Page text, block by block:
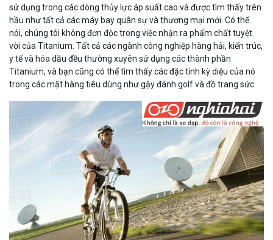
sử dụng trong các dòng thủy lực áp suất cao và được tìm thấy trên
hầu như tất cả các máy bay quân sự và thương mại mới. Có thể
nói, chúng tôi không đơn độc trong việc nhận ra phẩm chất tuyệt
vời của Titanium. Tất cả các ngành công nghiệp hàng hải, kiến ​​trúc,
y tế và hóa dầu đều thường xuyên sử dụng các thành phần
Titanium, và bạn cũng có thể tìm thấy các đặc tính kỳ diệu của nó
trong các mặt hàng tiêu dùng như gậy đánh golf và đồ trang sức.